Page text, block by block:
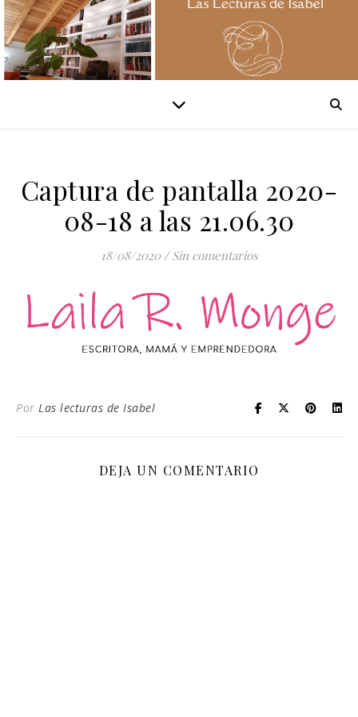
Captura de pantalla 2020-
08-18 a las 21.06.30
18/08/2020 / Sin comentarios
Por Las lecturas de Isabel
DEJA UN COMENTARIO